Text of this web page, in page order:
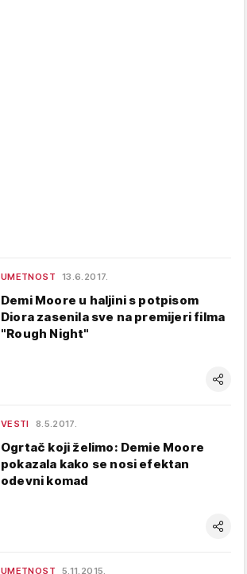
UMETNOST 13.6.2017.
Demi Moore u haljini s potpisom
Diora zasenila sve na premijeri filma
"Rough Night"
VESTI 8.5.2017.
Ogrtač koji želimo: Demie Moore
pokazala kako se nosi efektan
odevni komad
UMETNOST 5.11.2015.